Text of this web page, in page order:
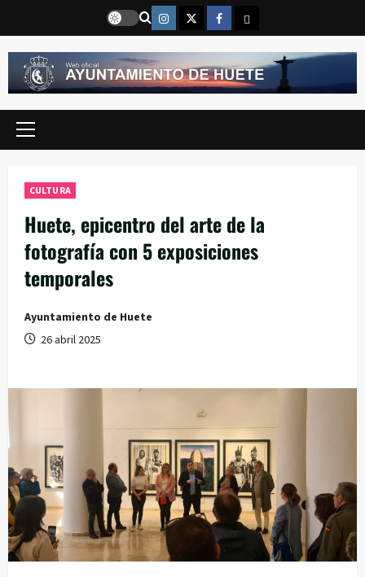
contenido
Instragram
TwitterFacebook
Email
Menú
CULTURA
Huete, epicentro del arte de la
fotografía con 5 exposiciones
temporales
Ayuntamiento de Huete
26 abril 2025